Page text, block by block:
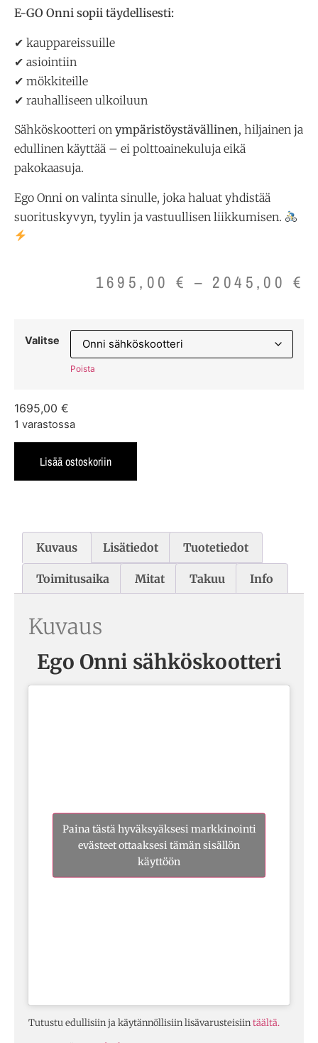
E-GO Onni sopii täydellisesti:
✔ kauppareissuille
✔ asiointiin
✔ mökkiteille
✔ rauhalliseen ulkoiluun
Sähköskootteri on ympäristöystävällinen, hiljainen ja
edullinen käyttää – ei polttoainekuluja eikä
pakokaasuja.
Ego Onni on valinta sinulle, joka haluat yhdistää
suorituskyvyn, tyylin ja vastuullisen liikkumisen.
1695,00 € – 2045,00 €
Valitse
Poista
1695,00 €
1 varastossa
Lisää ostoskoriin
Kuvaus Lisätiedot Tuotetiedot
Toimitusaika Mitat Takuu Info
Kuvaus
Ego Onni sähköskootteri
Paina tästä hyväksyäksesi markkinointi
evästeet ottaaksesi tämän sisällön
käyttöön
Tutustu edullisiin ja käytännöllisiin lisävarusteisiintäältä.